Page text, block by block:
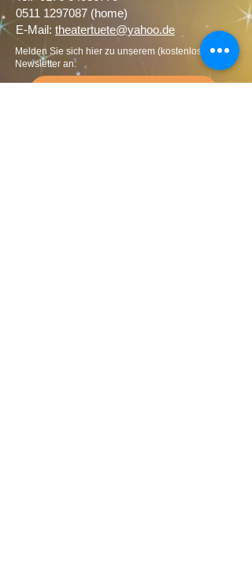
0511 1297087 (home)
E-Mail: theatertuete@yahoo.de
Melden Sie sich hier zu unserem (kostenlosen)
Newsletter an: